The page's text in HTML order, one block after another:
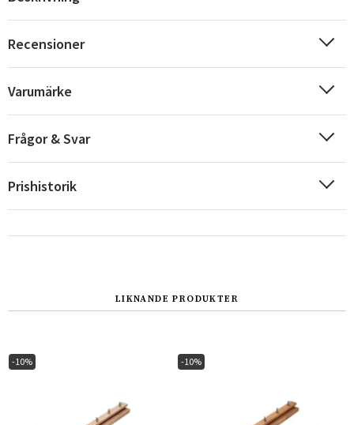
Recensioner
Varumärke
Frågor & Svar
Prishistorik
LIKNANDE PRODUKTER
-10% -10%